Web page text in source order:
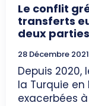
Le conflit
transferts
deux parties
28 Décembre 2021
Depuis
la Turquie
exacerbées